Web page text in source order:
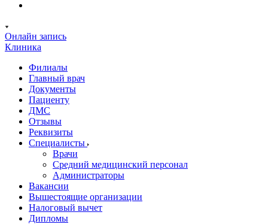
Онлайн запись
Клиника
Филиалы
Главный врач
Документы
Пациенту
ДМС
Отзывы
Реквизиты
Специалисты
Врачи
Средний медицинский персонал
Администраторы
Вакансии
Вышестоящие организации
Налоговый вычет
Дипломы